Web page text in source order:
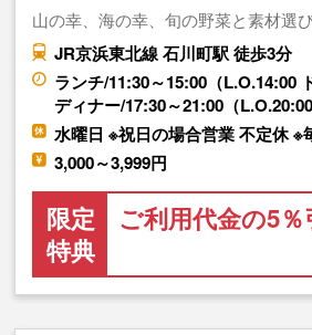
山の幸、海の幸、旬の野菜と素材選
JR京浜東北線 石川町駅 徒歩3分
ランチ/11:30～15:00（L.O.14:00
ディナー/17:30～21:00（
水曜日 ※祝日の場合営業 不定休 ※
3,000～3,999円
限定
特典
ご利用代金の5％